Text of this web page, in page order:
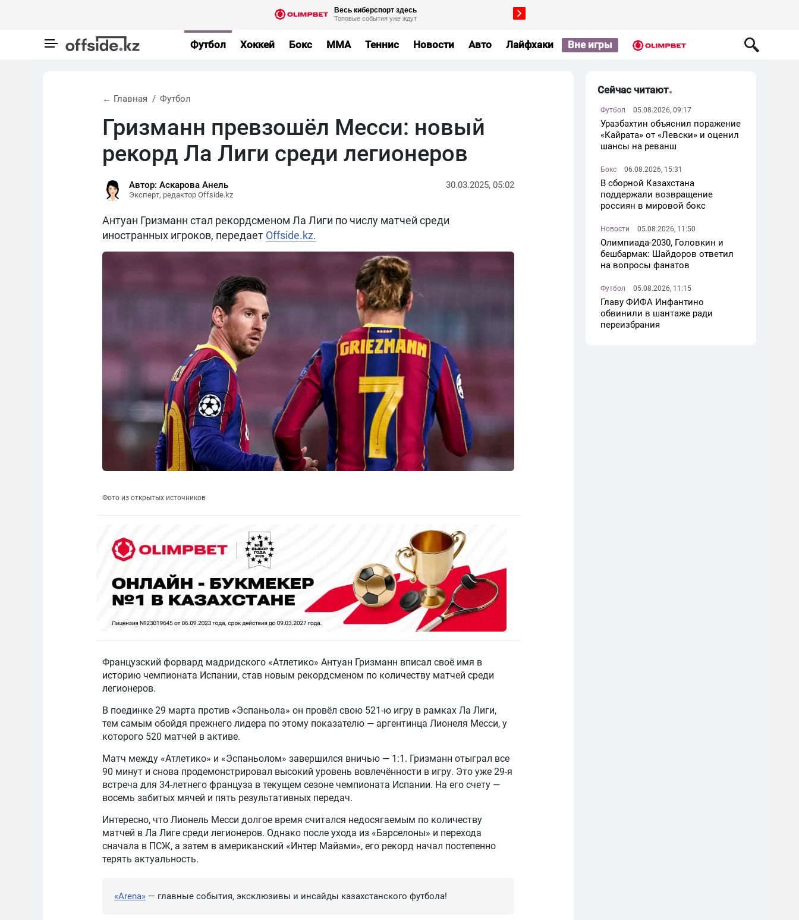
Футбол Хоккей Бокс MMA Теннис Новости Авто Лайфхаки Вне игры
← Главная Футбол
Гризманн превзошёл Месси: новый
рекорд Ла Лиги среди легионеров
Автор: Аскарова Анель
Эксперт, редактор Offside.kz
30.03.2025, 05:02
Антуан Гризманн стал рекордсменом Ла Лиги по числу матчей среди
иностранных игроков, передает Offside.kz.
Фото из открытых источников
Французский форвард мадридского «Атлетико» Антуан Гризманн вписал своё имя в
историю чемпионата Испании, став новым рекордсменом по количеству матчей среди
легионеров.
В поединке 29 марта против «Эспаньола» он провёл свою 521-ю игру в рамках Ла Лиги,
тем самым обойдя прежнего лидера по этому показателю — аргентинца Лионеля Месси, у
которого 520 матчей в активе.
Матч между «Атлетико» и «Эспаньолом» завершился вничью — 1:1. Гризманн отыграл все
90 минут и снова продемонстрировал высокий уровень вовлечённости в игру. Это уже 29-я
встреча для 34-летнего француза в текущем сезоне чемпионата Испании. На его счету —
восемь забитых мячей и пять результативных передач.
Интересно, что Лионель Месси долгое время считался недосягаемым по количеству
матчей в Ла Лиге среди легионеров. Однако после ухода из «Барселоны» и перехода
сначала в ПСЖ, а затем в американский «Интер Майами», его рекорд начал постепенно
терять актуальность.
«Arena» — главные события, эксклюзивы и инсайды казахстанского футбола!
Сейчас читают
Футбол 05.08.2026, 09:17
Уразбахтин объяснил поражение
«Кайрата» от «Левски» и оценил
шансы на реванш
Бокс 06.08.2026, 15:31
В сборной Казахстана
поддержали возвращение
россиян в мировой бокс
Новости 05.08.2026, 11:50
Олимпиада-2030, Головкин и
бешбармак: Шайдоров ответил
на вопросы фанатов
Футбол 05.08.2026, 11:15
Главу ФИФА Инфантино
обвинили в шантаже ради
переизбрания